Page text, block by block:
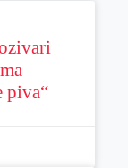
piva“